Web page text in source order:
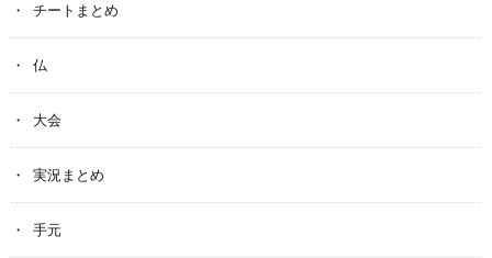
チートまとめ
仏
大会
実況まとめ
手元